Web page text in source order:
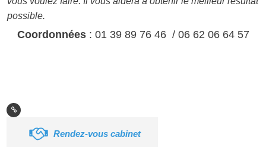
possible.
Coordonnées: 01 39 89 76 46 / 06 62 06 64 57
Rendez-vous cabinet